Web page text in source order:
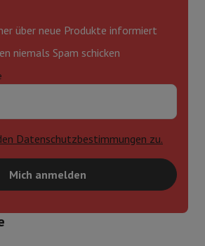
über neue Produkte informiert
niemals Spam schicken
Datenschutzbestimmungen zu.
Mich anmelden